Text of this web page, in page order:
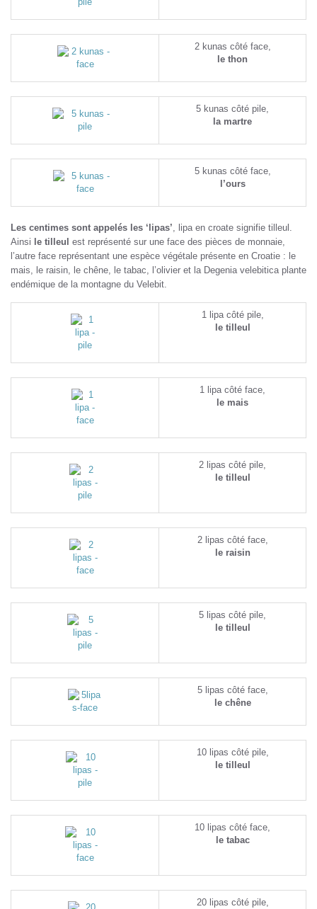
2 kunas côté face,
le thon
5 kunas côté pile,
la martre
5 kunas côté face,
l’ours
Les centimes sont appelés les ‘lipas’, lipa en croate signifie tilleul.
Ainsi le tilleul est représenté sur une face des pièces de monnaie,
l’autre face représentant une espèce végétale présente en Croatie : le
mais, le raisin, le chêne, le tabac, l’olivier et la Degenia velebitica plante
endémique de la montagne du Velebit.
1 lipa côté pile,
le tilleul
1 lipa côté face,
le mais
2 lipas côté pile,
le tilleul
2 lipas côté face,
le raisin
5 lipas côté pile,
le tilleul
5 lipas côté face,
le chêne
10 lipas côté pile,
le tilleul
10 lipas côté face,
le tabac
20 lipas côté pile,